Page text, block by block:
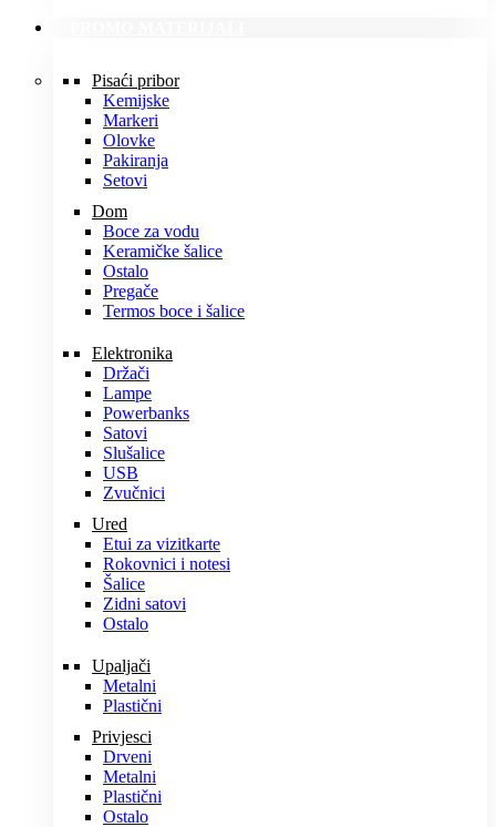
Pisaći pribor
Kemijske
Markeri
Olovke
Pakiranja
Setovi
Dom
Boce za vodu
Keramičke šalice
Ostalo
Pregače
Termos boce i šalice
Elektronika
Držači
Lampe
Powerbanks
Satovi
Slušalice
USB
Zvučnici
Ured
Etui za vizitkarte
Rokovnici i notesi
Šalice
Zidni satovi
Ostalo
Upaljači
Metalni
Plastični
Privjesci
Drveni
Metalni
Plastični
Ostalo